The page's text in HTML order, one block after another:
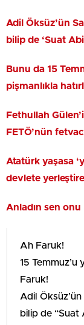
Adil Öksüz’ün
bilip de ‘Suat
Bunu da 15
pişmanlıkla
Fethullah
FETÖ’nün
Atatürk yaşasa
devlete
Anladın sen onu
Ah Faruk!
15 Temmuz’u
Faruk!
Adil
bilip de “Suat